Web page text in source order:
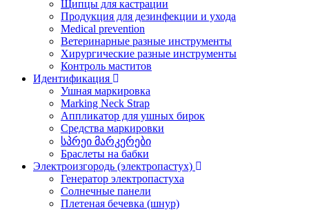
Щипцы для кастрации
Продукция для дезинфекции и ухода
Medical prevention
Ветеринарные разные инструменты
Хирургические разные инструменты
Контроль маститов
Идентификация
Ушная маркировка
Marking Neck Strap
Аппликатор для ушных бирок
Средства маркировки
სპრეი მარკერები
Браслеты на бабки
Электроизгородь (электропастух)
Генератор электропастуха
Солнечные панели
Плетеная бечевка (шнур)